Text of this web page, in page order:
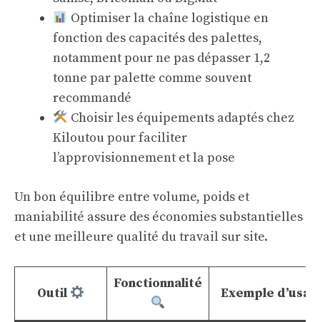
Optimiser la chaîne logistique en
fonction des capacités des palettes,
notamment pour ne pas dépasser 1,2
tonne par palette comme souvent
recommandé
Choisir les équipements adaptés chez
Kiloutou pour faciliter
l’approvisionnement et la pose
Un bon équilibre entre volume, poids et
maniabilité assure des économies substantielles
et une meilleure qualité du travail sur site.
Outil
Fonctionnalité
Exemple